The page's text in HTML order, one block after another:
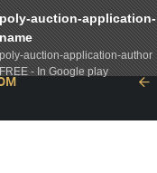
auction-application-
auction-application-author
- In Google play